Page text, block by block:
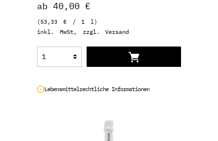
ab 40,00 €
(53,33 € / 1 l)
inkl. MwSt, zzgl. Versand
Lebensmittelrechtliche Informationen